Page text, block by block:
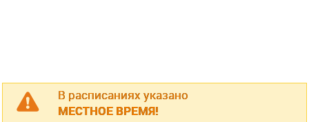
В расписаниях указано
МЕСТНОЕ ВРЕМЯ!